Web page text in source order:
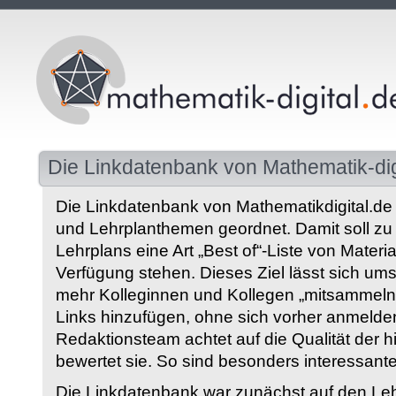
Die Linkdatenbank von Mathematik-
Die Linkdatenbank von
und Lehrplanthemen geordnet. Damit soll
Lehrplans eine Art „Best of“-Liste von
Verfügung stehen. Dieses Ziel lässt sich
mehr Kolleginnen und Kollegen
Links hinzufügen, ohne sich vorher
Redaktionsteam achtet auf die Qualität der
bewertet sie. So sind besonders
Die Linkdatenbank war zunächst auf den